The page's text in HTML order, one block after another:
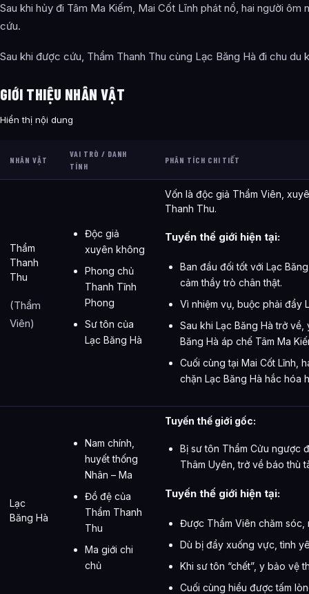
Sau khi hủy đi Tâm Ma Kiếm, Mai Cốt Lĩnh phát nổ, hai người ôm
cứu.
Sau khi được cứu, Thẩm Thanh Thu cùng Lạc Băng Hà đi chu du
GIỚI THIỆU NHÂN VẬT
Hiển thị nội dung
NHÂN VẬT
VAI TRÒ / DANH
TÍNH
PHÂN TÍCH CHI TIẾT
Thẩm
Thanh
Thu
(Thẩm
Viên)
Độc giả
xuyên không
Phong chủ
Thanh Tĩnh
Phong
Sư tôn của
Lạc Băng Hà
Vốn là độc giả Thẩm Viên,
Thanh Thu.
Tuyến thế giới hiện tại:
Ban đầu đối tốt với Lạc
cảm thầy trò chân thật.
Vì nhiệm vụ, buộc phải đẩy
Sau khi Lạc Băng Hà trở
Băng Hà áp chế Tâm Ma
Cuối cùng tại Mai Cốt Lĩnh,
chặn Lạc Băng Hà hắc hóa
Lạc
Băng Hà
Nam chính,
huyết thống
Nhân – Ma
Đồ đệ của
Thẩm Thanh
Thu
Ma giới chi
chủ
Tuyến thế giới gốc:
Bị sư tôn Thẩm Cửu ngược
Thâm Uyên, trở về báo thù
Tuyến thế giới hiện tại:
Được Thẩm Viên chăm sóc,
Dù bị đẩy xuống vực, tình
Khi sư tôn “chết”, y bảo vệ
Cuối cùng hiểu được tấm